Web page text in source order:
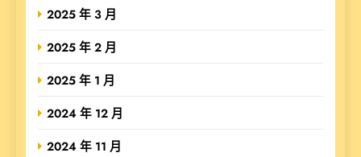
2025 年 3 月
2025 年 2 月
2025 年 1 月
2024 年 12 月
2024 年 11 月